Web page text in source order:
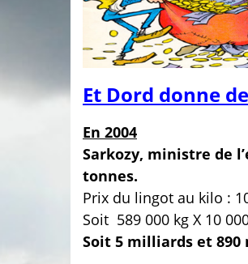
Et Dord donne
En 2004
Sarkozy, ministre de
tonnes.
Prix du lingot au kilo :
Soit 589 000 kg X 10
Soit 5 milliards et 890